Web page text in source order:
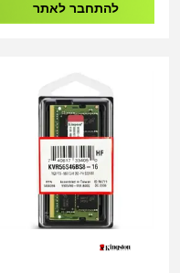
להתחבר לאתר